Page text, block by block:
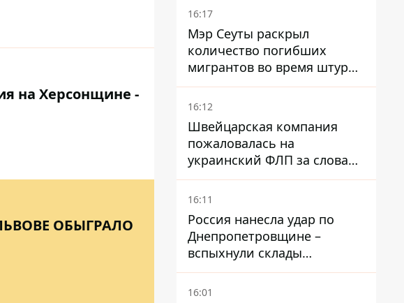
на Херсонщине -
ОБЫГРАЛО
16:17
Мэр Сеуты раскрыл
количество погибших
мигрантов во время штурма
границы
16:12
Швейцарская компания
пожаловалась на
украинский ФЛП за слова
SUN SCRIPTION на упаковке
крема - АМКУ наложил
16:11
Россия нанесла удар по
Днепропетровщине –
вспыхнули склады
логистической компании
16:01